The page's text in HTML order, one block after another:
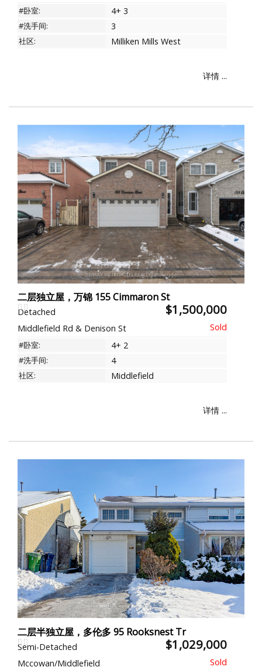
#卧室: 4+ 3
#洗手间: 3
社区: Milliken Mills West
详情 ...
二层独立屋，万锦 155 Cimmaron St
Detached $1,500,000
Middlefield Rd & Denison St
#卧室: 4+ 2
#洗手间: 4
社区: Middlefield
详情 ...
二层半独立屋，多伦多 95 Rooksnest Tr
Semi-Detached $1,029,000
Mccowan/Middlefield